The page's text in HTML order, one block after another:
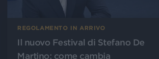
REGOLAMENTO IN ARRIVO
Il nuovo Festival di Stefano De
Martino: come cambia